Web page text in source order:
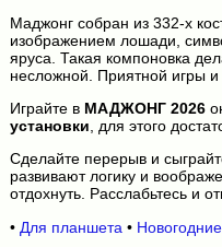
Маджонг собран из 332-х
изображением лошади,
яруса. Такая компоновка
несложной. Приятной игры и
Играйте в МАДЖОНГ 2026
установки , для этого
Сделайте перерыв и
развивают логику и
отдохнуть. Расслабьтесь и
• Для планшета • Новогодние